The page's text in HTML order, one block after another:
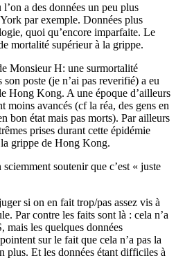
a des données un peu plus
par exemple. Données plus
quoi qu’encore imparfaite. Le
mortalité supérieur à la grippe.
Monsieur H: une surmortalité
son poste (je n’ai pas reverifié) a eu
Hong Kong. A une époque d’ailleurs
moins avancés (cf la réa, des gens en
bon état mais pas morts). Par ailleurs
prises durant cette épidémie
grippe de Hong Kong.
soutenir que c’est « juste
si on en fait trop/pas assez vis à
Par contre les faits sont là : cela n’a
mais les quelques données
sur le fait que cela n’a pas la
plus. Et les données étant difficiles à